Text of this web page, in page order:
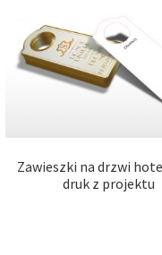
Zawieszki na drzwi
druk z projektu